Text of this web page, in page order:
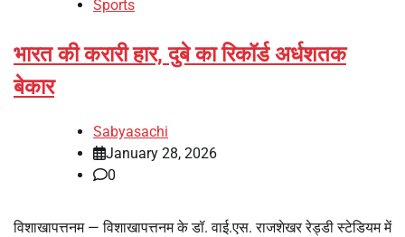
Sports
भारत की करारी हार, दुबे का रिकॉर्ड अर्धशतक
बेकार
Sabyasachi
January 28, 2026
0
विशाखापत्तनम — विशाखापत्तनम के डॉ. वाई.एस. राजशेखर रेड्डी स्टेडियम में